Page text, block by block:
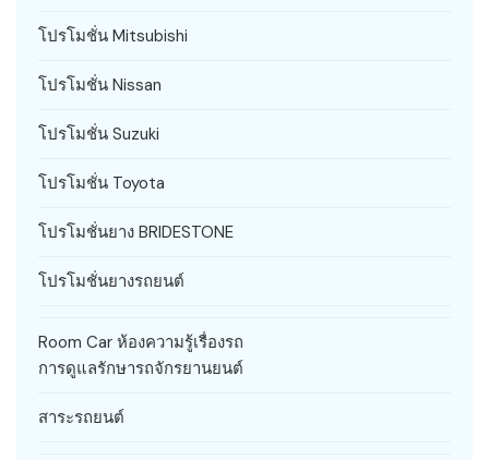
โปรโมชั่น Mitsubishi
โปรโมชั่น Nissan
โปรโมชั่น Suzuki
โปรโมชั่น Toyota
โปรโมชั่นยาง BRIDESTONE
โปรโมชั่นยางรถยนต์
Room Car ห้องความรู้เรื่องรถ
การดูแลรักษารถจักรยานยนต์
สาระรถยนต์